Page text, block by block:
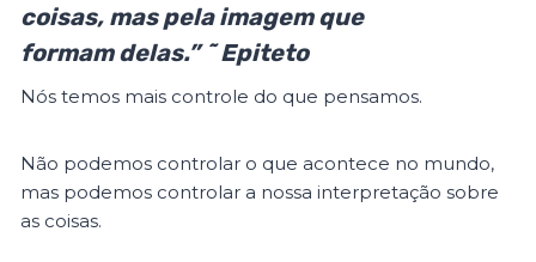
coisas, mas pela imagem que
formam delas.” ˜ Epiteto
Nós temos mais controle do que pensamos.
Não podemos controlar o que acontece no mundo,
mas podemos controlar a nossa interpretação sobre
as coisas.